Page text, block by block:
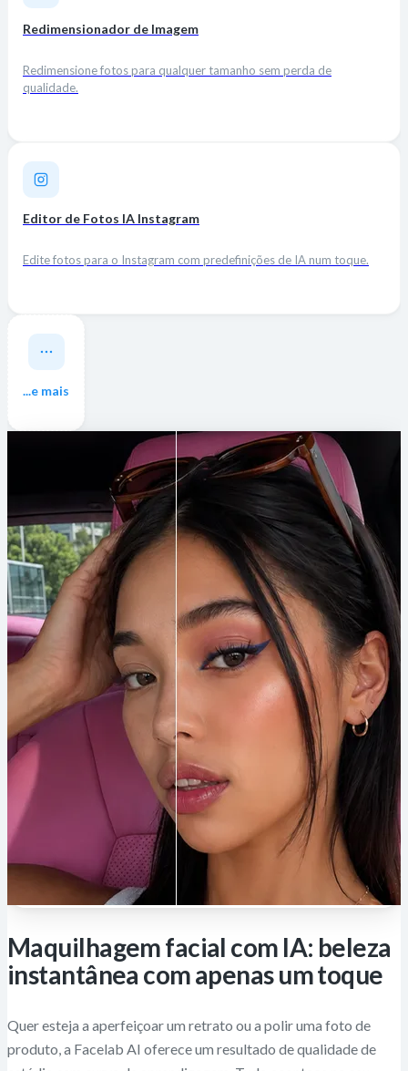
Redimensionador de Imagem
Redimensione fotos para qualquer tamanho sem perda de
qualidade.
Editor de Fotos IA Instagram
Edite fotos para o Instagram com predefinições de IA num toque.
...e mais
Maquilhagem facial com IA: beleza
instantânea com apenas um toque
Quer esteja a aperfeiçoar um retrato ou a polir uma foto de
produto, a Facelab AI oferece um resultado de qualidade de